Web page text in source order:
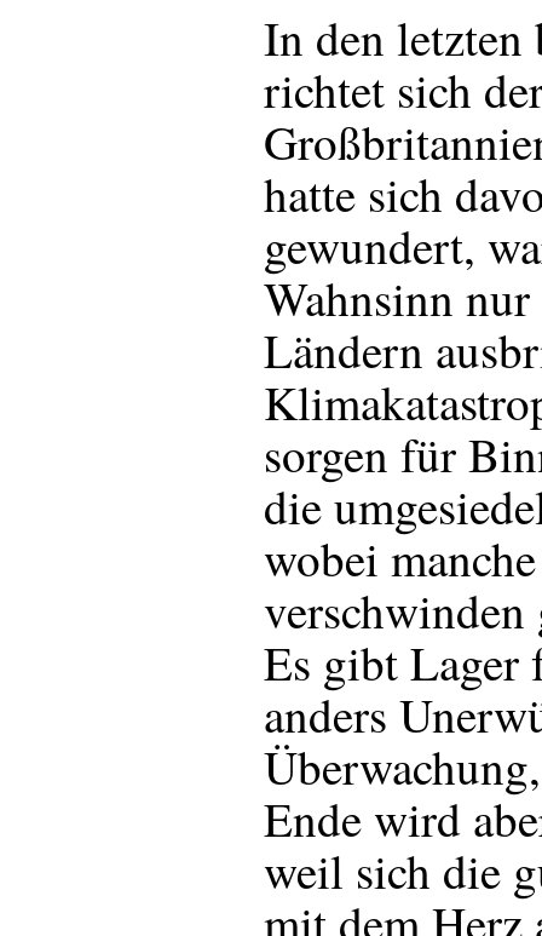
In den letzten
richtet sich
hatte sich
gewundert,
Wahnsinn
Ländern
sorgen für
die
wobei
verschwinden
Es gibt
anders
Ende wird
weil sich die
mit dem Herz